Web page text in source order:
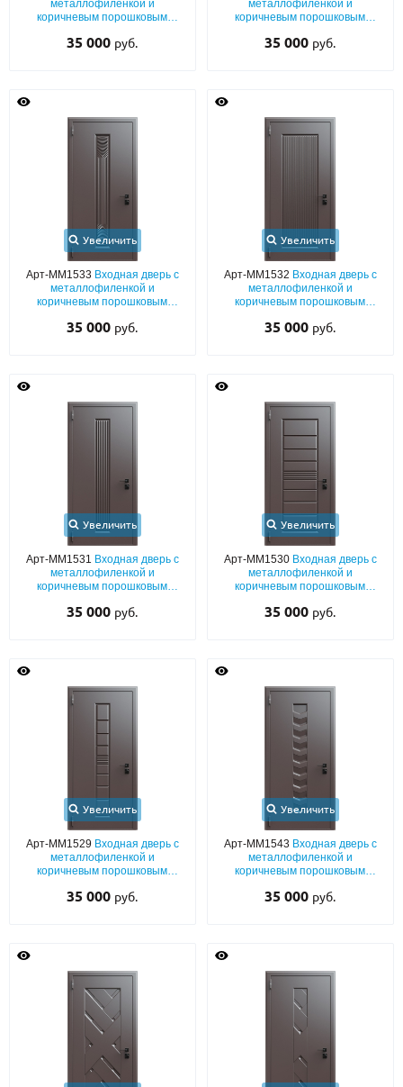
металлофиленкой и
коричневым порошковым
35 000 руб.
металлофиленкой и
коричневым порошковым
35 000 руб.
Увеличить
Арт-ММ1533 Входная дверь с
металлофиленкой и
коричневым порошковым
35 000 руб.
Увеличить
Арт-ММ1532 Входная дверь с
металлофиленкой и
коричневым порошковым
35 000 руб.
Увеличить
Арт-ММ1531 Входная дверь с
металлофиленкой и
коричневым порошковым
35 000 руб.
Увеличить
Арт-ММ1530 Входная дверь с
металлофиленкой и
коричневым порошковым
35 000 руб.
Увеличить
Арт-ММ1529 Входная дверь с
металлофиленкой и
коричневым порошковым
35 000 руб.
Увеличить
Арт-ММ1543 Входная дверь с
металлофиленкой и
коричневым порошковым
35 000 руб.